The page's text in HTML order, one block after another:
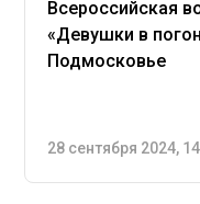
Всероссийская
«Девушки в
Подмосковье
28 сентября 2024,